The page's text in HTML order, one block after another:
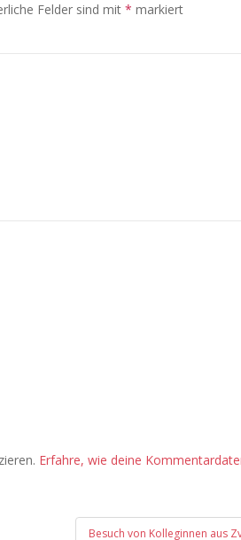
Felder sind mit * markiert
Erfahre, wie deine
Besuch von Kolleginnen aus